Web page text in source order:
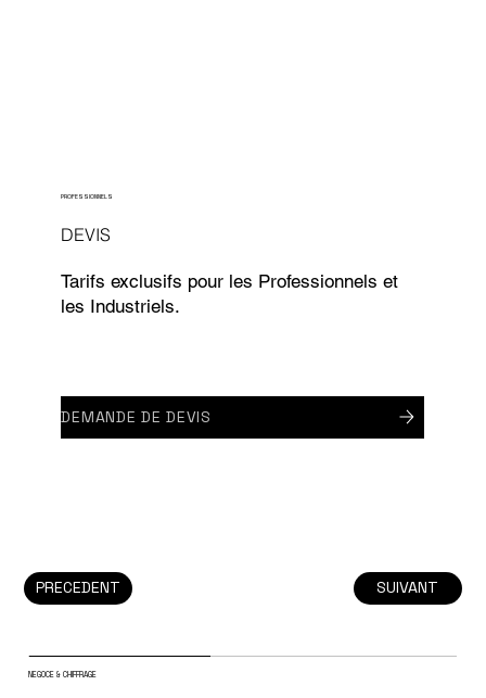
DEVIS
PROFESSIONNELS
Tarifs exclusifs pour les Professionnels et
les Industriels.
DEMANDE DE DEVIS
PRECEDENT SUIVANT
NEGOCE & CHIFFRAGE